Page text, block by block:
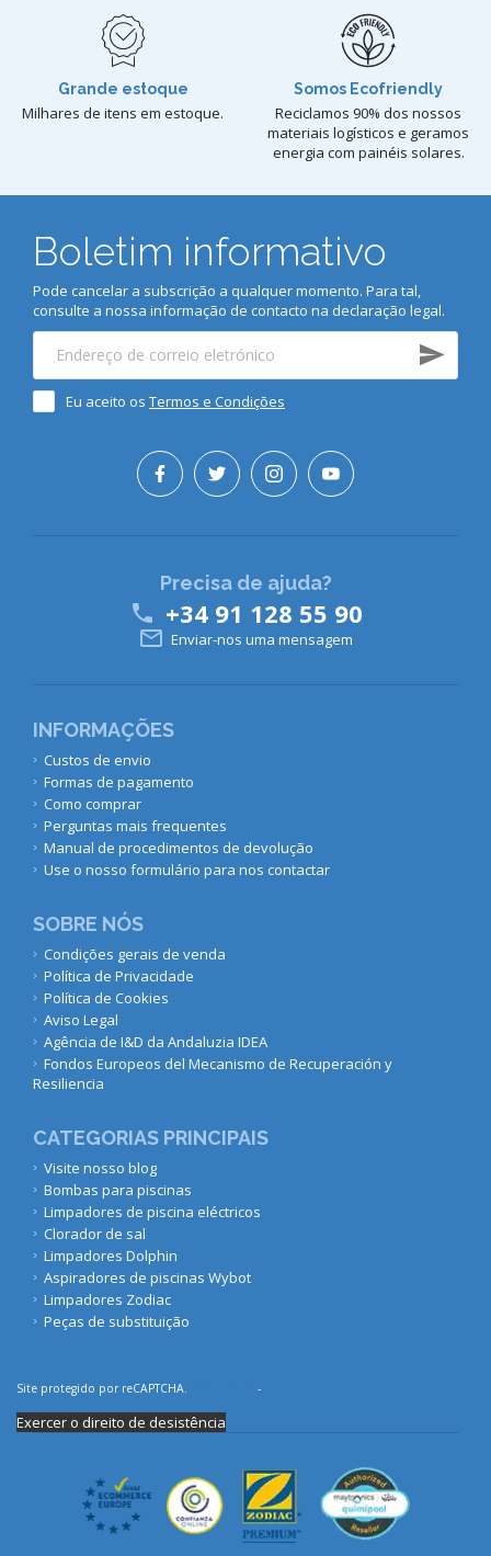
Grande estoque
Milhares de itens em estoque.
Somos Ecofriendly
Reciclamos 90% dos nossos
materiais logísticos e geramos
energia com painéis solares.
Boletim informativo
Pode cancelar a subscrição a qualquer momento. Para tal,
consulte a nossa informação de contacto na declaração legal.
Eu aceito os Termos e Condições
INFORMAÇÕES
Custos de envio
Formas de pagamento
Como comprar
Perguntas mais frequentes
Manual de procedimentos de devolução
Use o nosso formulário para nos contactar
SOBRE NÓS
Condições gerais de venda
Política de Privacidade
Política de Cookies
Aviso Legal
Agência de I&D da Andaluzia IDEA
Fondos Europeos del Mecanismo de Recuperación y
Resiliencia
CATEGORIAS PRINCIPAIS
Visite nosso blog
Bombas para piscinas
Limpadores de piscina eléctricos
Clorador de sal
Limpadores Dolphin
Aspiradores de piscinas Wybot
Limpadores Zodiac
Peças de substituição
Precisa de ajuda?
 +34 91 128 55 90
 Enviar-nos uma mensagem
Site protegido por reCAPTCHA. -
Exercer o direito de desistência